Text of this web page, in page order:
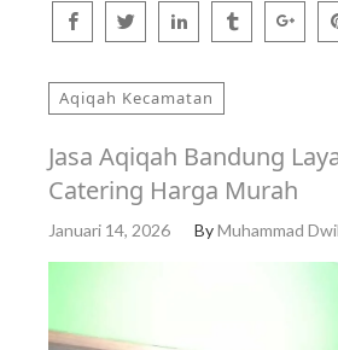
Aqiqah Kecamatan
Jasa Aqiqah Bandung
Catering Harga Murah
Januari 14, 2026 ByMuhammad